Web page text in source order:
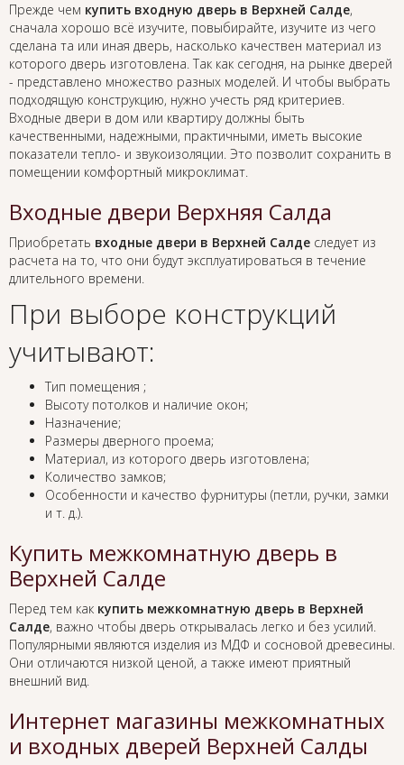
Прежде чем купить входную дверь в Верхней Салде,
сначала хорошо всё изучите, повыбирайте, изучите из чего
сделана та или иная дверь, насколько качествен материал из
которого дверь изготовлена. Так как сегодня, на рынке дверей
- представлено множество разных моделей. И чтобы выбрать
подходящую конструкцию, нужно учесть ряд критериев.
Входные двери в дом или квартиру должны быть
качественными, надежными, практичными, иметь высокие
показатели тепло- и звукоизоляции. Это позволит сохранить в
помещении комфортный микроклимат.
Входные двери Верхняя Салда
Приобретать входные двери в Верхней Салде следует из
расчета на то, что они будут эксплуатироваться в течение
длительного времени.
При выборе конструкций
учитывают:
Тип помещения ;
Высоту потолков и наличие окон;
Назначение;
Размеры дверного проема;
Материал, из которого дверь изготовлена;
Количество замков;
Особенности и качество фурнитуры (петли, ручки, замки
и т. д.).
Купить межкомнатную дверь в
Верхней Салде
Перед тем как купить межкомнатную дверь в Верхней
Салде, важно чтобы дверь открывалась легко и без усилий.
Популярными являются изделия из МДФ и сосновой древесины.
Они отличаются низкой ценой, а также имеют приятный
внешний вид.
Интернет магазины межкомнатных
и входных дверей Верхней Салды